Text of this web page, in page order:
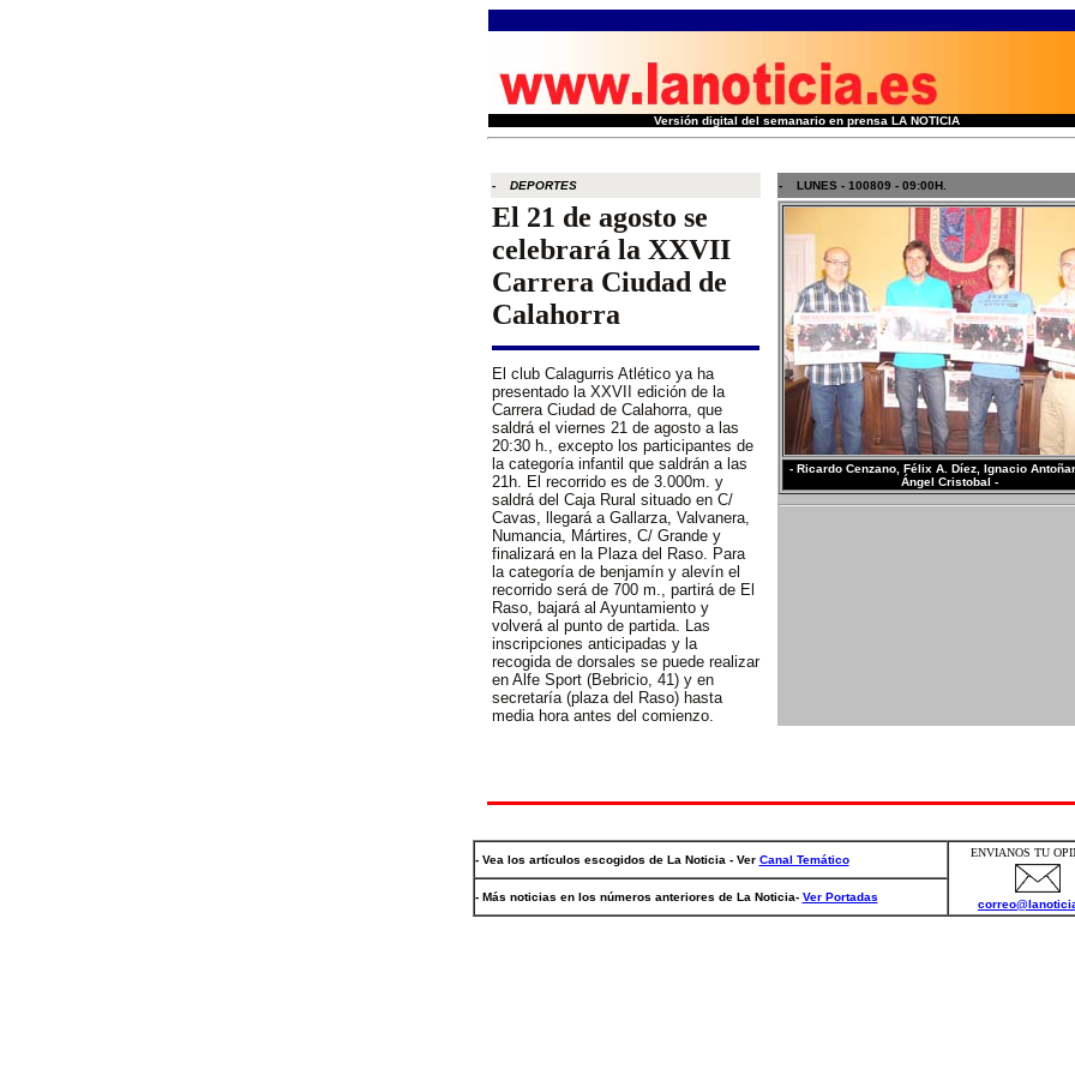
Versión digital del semanario en prensa LA NOTICIA
- DEPORTES - LUNES - 100809 - 09:00H.
El 21 de agosto se
celebrará la XXVII
Carrera Ciudad de
Calahorra
- Ricardo Cenzano, Félix A. Díez, Ignacio
Ángel Cristobal -
El club Calagurris Atlético ya ha
presentado la XXVII edición de la
Carrera Ciudad de Calahorra, que
saldrá el viernes 21 de agosto a las
20:30 h., excepto los participantes de
la categoría infantil que saldrán a las
21h. El recorrido es de 3.000m. y
saldrá del Caja Rural situado en C/
Cavas, llegará a Gallarza, Valvanera,
Numancia, Mártires, C/ Grande y
finalizará en la Plaza del Raso. Para
la categoría de benjamín y alevín el
recorrido será de 700 m., partirá de El
Raso, bajará al Ayuntamiento y
volverá al punto de partida. Las
inscripciones anticipadas y la
recogida de dorsales se puede realizar
en Alfe Sport (Bebricio, 41) y en
secretaría (plaza del Raso) hasta
media hora antes del comienzo.
- Vea los artículos escogidos de La Noticia - Ver Canal Temático
ENVIANOS TU
- Más noticias en los números anteriores de La Noticia- Ver Portadas